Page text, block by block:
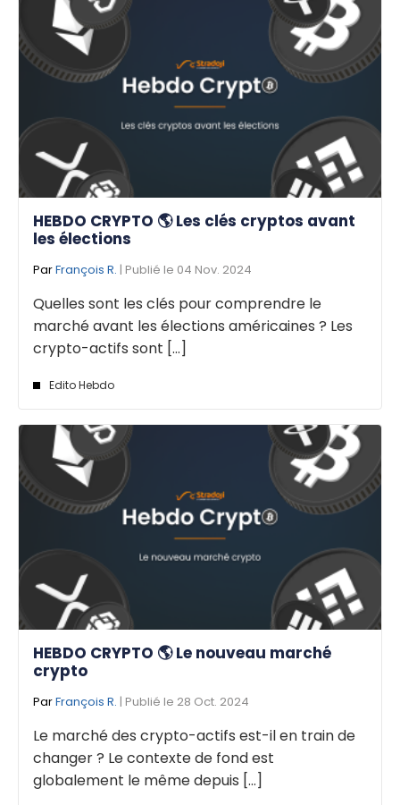
HEBDO CRYPTO 🌎 Les clés cryptos avant
les élections
ParFrançois R. | Publié le 04 Nov. 2024
Quelles sont les clés pour comprendre le
marché avant les élections américaines ? Les
crypto-actifs sont [...]
Edito Hebdo
HEBDO CRYPTO 🌎 Le nouveau marché
crypto
ParFrançois R. | Publié le 28 Oct. 2024
Le marché des crypto-actifs est-il en train de
changer ? Le contexte de fond est
globalement le même depuis [...]